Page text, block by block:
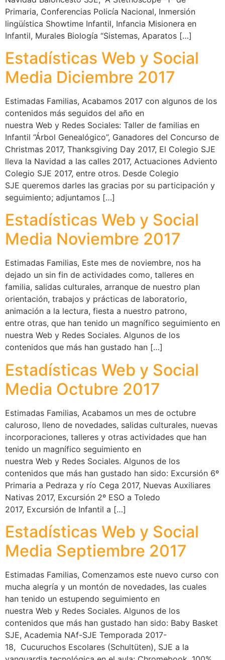
Primaria, Conferencias Policía Nacional, Inmersión
lingüística Showtime Infantil, Infancia Misionera en
Infantil, Murales Biología “Sistemas, Aparatos […]
Estadísticas Web y Social
Media Diciembre 2017
Estimadas Familias, Acabamos 2017 con algunos de los
contenidos más seguidos del año en
nuestra Web y Redes Sociales: Taller de familias en
Infantil “Árbol Genealógico”, Ganadores del Concurso de
Christmas 2017, Thanksgiving Day 2017, El Colegio SJE
lleva la Navidad a las calles 2017, Actuaciones Adviento
Colegio SJE 2017, entre otros. Desde Colegio
SJE queremos darles las gracias por su participación y
seguimiento; adjuntamos […]
Estadísticas Web y Social
Media Noviembre 2017
Estimadas Familias, Este mes de noviembre, nos ha
dejado un sin fin de actividades como, talleres en
familia, salidas culturales, arranque de nuestro plan
orientación, trabajos y prácticas de laboratorio,
animación a la lectura, fiesta a nuestro patrono,
entre otras, que han tenido un magnífico seguimiento en
nuestra Web y Redes Sociales. Algunos de los
contenidos que más han gustado han […]
Estadísticas Web y Social
Media Octubre 2017
Estimadas Familias, Acabamos un mes de octubre
caluroso, lleno de novedades, salidas culturales, nuevas
incorporaciones, talleres y otras actividades que han
tenido un magnífico seguimiento en
nuestra Web y Redes Sociales. Algunos de los
contenidos que más han gustado han sido: Excursión 6º
Primaria a Pedraza y río Cega 2017, Nuevas Auxiliares
Nativas 2017, Excursión 2º ESO a Toledo
2017, Excursión de Infantil a […]
Estadísticas Web y Social
Media Septiembre 2017
Estimadas Familias, Comenzamos este nuevo curso con
mucha alegría y un montón de novedades, las cuales
han tenido un estupendo seguimiento en
nuestra Web y Redes Sociales. Algunos de los
contenidos que más han gustado han sido: Baby Basket
SJE, Academia NAf-SJE Temporada 2017-
18, Cucuruchos Escolares (Schultüten), SJE a la